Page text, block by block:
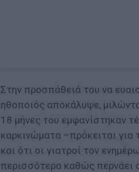
Στην προσπάθειά του να
ηθοποιός αποκάλυψε,
18 μήνες του εμφανίστηκαν
καρκινώματα –πρόκειται για
και ότι οι γιατροί τον
περισσότερα καθώς περνάει